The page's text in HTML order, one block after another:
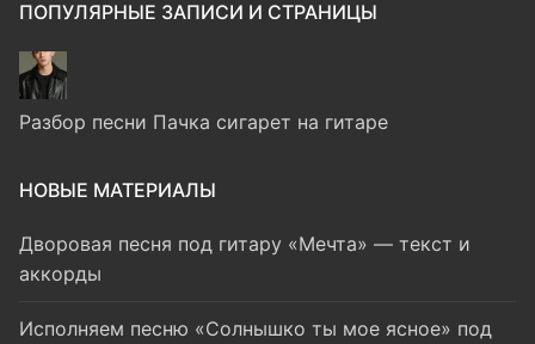
ПОПУЛЯРНЫЕ ЗАПИСИ И СТРАНИЦЫ
Разбор песни Пачка сигарет на гитаре
НОВЫЕ МАТЕРИАЛЫ
Дворовая песня под гитару «Мечта» — текст и
аккорды
Исполняем песню «Солнышко ты мое ясное» под